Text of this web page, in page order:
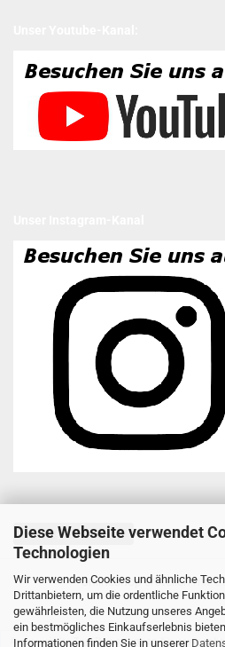
Diese Webseite verwendet
Technologien
Wir verwenden Cookies und ähnliche
Drittanbietern, um die ordentliche
gewährleisten, die Nutzung unseres
ein bestmögliches Einkaufserlebnis
Informationen finden Sie in unserer
Vertrag widerrufen
Onlineshop erstellenmit
Ausgewählte Top-Bewertungen für